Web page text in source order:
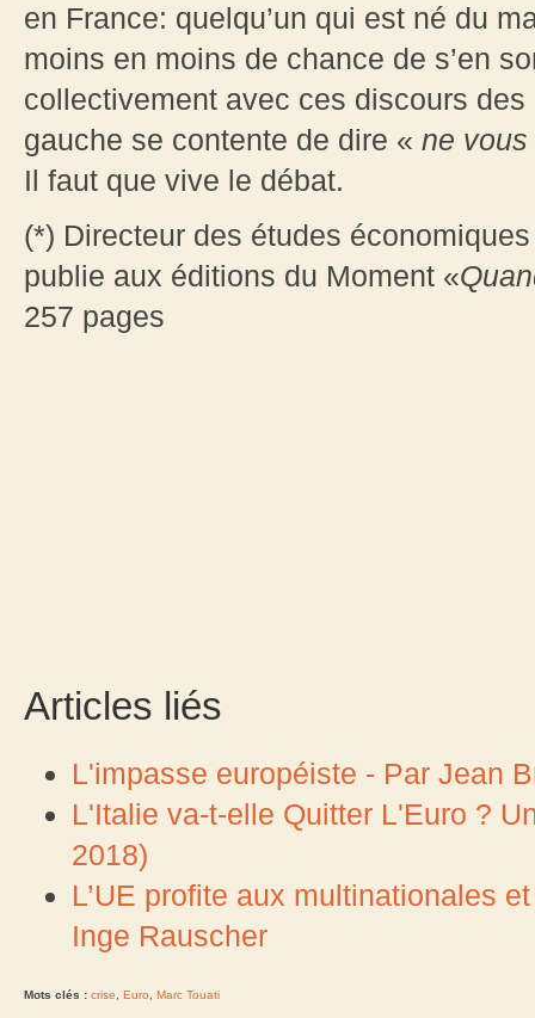
en France: quelqu’un qui est né du
moins en moins de chance de s’en
collectivement avec ces discours
gauche se contente de dire « ne
Il faut que vive le débat.
(*) Directeur des études
publie aux éditions du Moment «
257 pages
Articles liés
L'impasse européiste - Par Jean
L'Italie va-t-elle Quitter L'Euro ?
2018)
L’UE profite aux multinationales
Inge Rauscher
Mots clés : crise Euro Marc Touati